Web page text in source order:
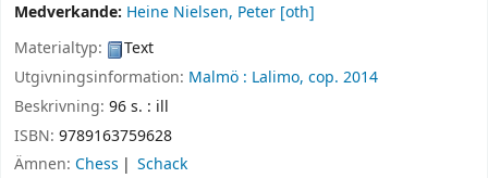
Medverkande: Heine Nielsen, Peter [oth]
Materialtyp:
Text
Utgivningsinformation: Malmö : Lalimo, cop. 2014
Beskrivning: 96 s. : ill
ISBN: 9789163759628
Ämnen: Chess
Schack